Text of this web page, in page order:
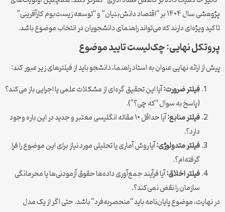
پژوهشی سال ۱۴۰۴ بر “اقتصاد دانش‌بنیان” و “توسعه زیست‌بوم کارآفرینی”
تاکید ویژه‌ای دارند که می‌تواند راهنمای دانشجویان در انتخاب موضوع باشد.
پروتکل نهایی: چک‌لیست تایید موضوع
پیش از ارائه نهایی عنوان به استاد راهنما، دانشجو باید از فیلترهای زیر عبور کند:
فیلتر ضرورت:آیا این تحقیق گره‌ای از مشکلات علمی یا اجرایی باز می‌کند؟
(پاسخ به سوال “که چی؟”).
فیلتر منابع:
آیا حداقل ۱۰ مقاله انگلیسی معتبر و جدید در این باره وجود
دارد؟.
فیلتر متدولوژی:آیا روش آماری یا تحلیلی مورد نیاز برای این موضوع را فرا
گرفته‌ام؟.
فیلتر اخلاق:آیا فرآیند جمع‌آوری داده‌ها حقوق آزمودنی‌ها یا محرمانگی
سازمان را نقض نمی‌کند؟.
در نهایت، موضوع پایان‌نامه باید “منحصربه‌فرد” باشد. حتی اگر از یک مدل